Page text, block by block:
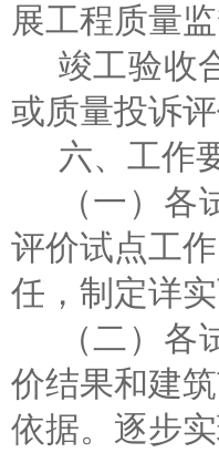
展工程质量
竣工验收
或质量投诉
六、工作
（一）
评价试点工
任，制定详
（二）
价结果和建
依据。逐步